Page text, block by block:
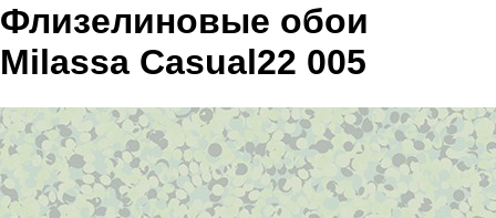
Флизелиновые обои
Milassa Casual22 005